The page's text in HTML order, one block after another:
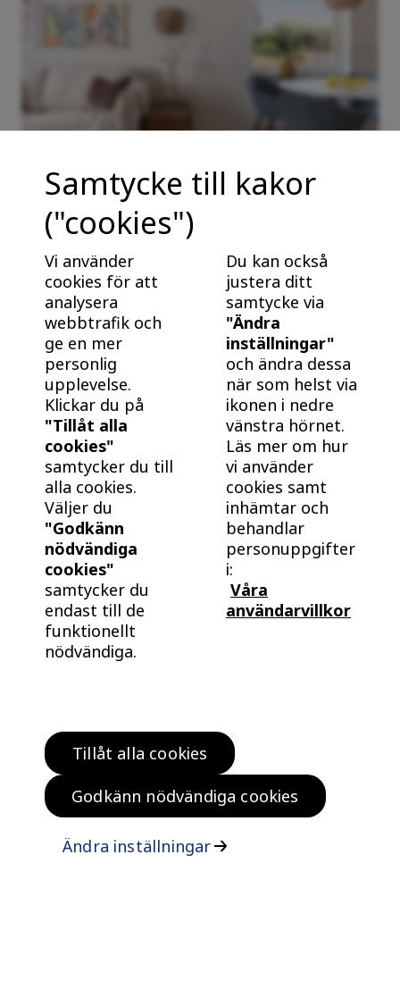
Fördelar med nybyggt från BoKlok
Nybyggt är energieffektivt och underhållsfritt. Bra
för plånboken, och bra för klimatet! Ta reda på varför
det är klokt att köpa och bo i ett nybyggt hem från
BoKlok.
Hitta bostad
Köp klokt
Bo klokt
Om oss
Samtycke till kakor
("cookies")
Vi använder
cookies för att
analysera
webbtrafik och
ge en mer
personlig
upplevelse.
Klickar du på
"Tillåt alla
cookies"
samtycker du till
alla cookies.
Väljer du
"Godkänn
nödvändiga
cookies"
samtycker du
endast till de
funktionellt
nödvändiga.
Du kan också
justera ditt
samtycke via
"Ändra
inställningar"
och ändra dessa
när som helst via
ikonen i nedre
vänstra hörnet.
Läs mer om hur
vi använder
cookies samt
inhämtar och
behandlar
personuppgifter
i:
Våra
användarvillkor
Ändra inställningar
Godkänn nödvändiga cookies
Tillåt alla cookies